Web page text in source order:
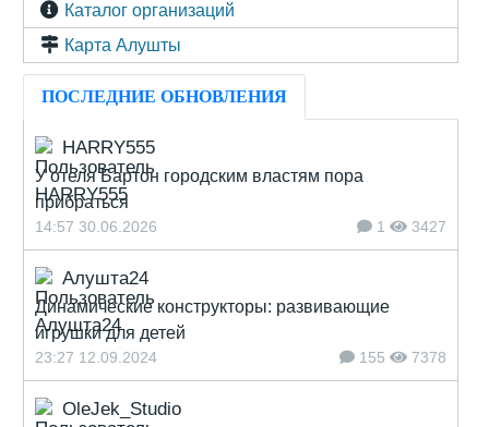
Каталог организаций
Карта Алушты
ПОСЛЕДНИЕ ОБНОВЛЕНИЯ
HARRY555
У отеля Бартон городским властям пора
прибраться
14:57 30.06.2026 1 3427
Алушта24
Динамические конструкторы: развивающие
игрушки для детей
23:27 12.09.2024 155 7378
OleJek_Studio